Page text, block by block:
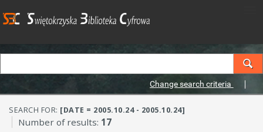
Change search criteria
SEARCH FOR: [DATE = 2005.10.24 - 2005.10.24]
Number of results: 17